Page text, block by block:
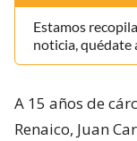
Estamos
noticia, quédate
A 15 años de
Renaico, Juan